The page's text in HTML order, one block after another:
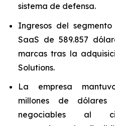
sistema de defensa.
Ingresos del
SaaS de 589.857
marcas tras la
Solutions.
La empresa
millones de
negociables al